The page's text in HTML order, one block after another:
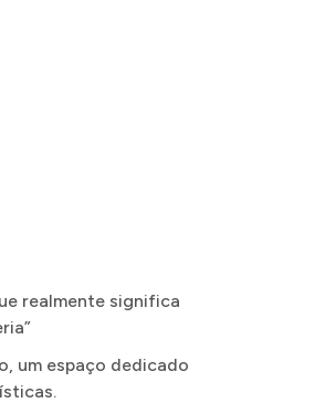
realmente significa
um espaço dedicado